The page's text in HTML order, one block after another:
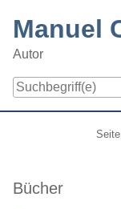
content
Manuel
Autor
Seitenleiste
Bücher